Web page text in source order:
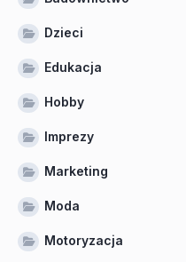
Dzieci
Edukacja
Hobby
Imprezy
Marketing
Moda
Motoryzacja